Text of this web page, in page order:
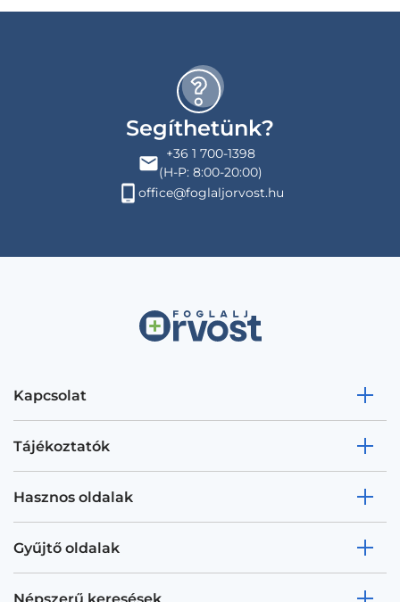
Segíthetünk?
+36 1 700-1398
(H-P: 8:00-20:00)
office@foglaljorvost.hu
Kapcsolat
Tájékoztatók
Hasznos oldalak
Gyűjtő oldalak
Népszerű keresések